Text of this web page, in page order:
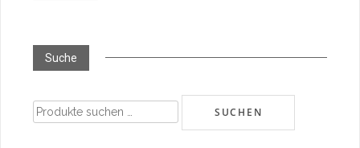
Suche
Suchen
nach:
SUCHEN